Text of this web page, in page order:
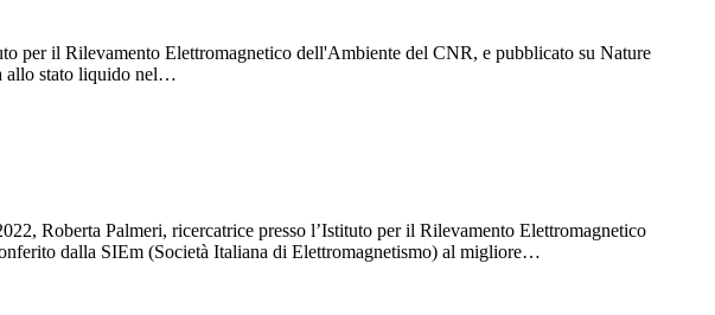
per il Rilevamento Elettromagnetico dell'Ambiente del CNR, e pubblicato su Nature
allo stato liquido nel…
Roberta Palmeri, ricercatrice presso l’Istituto per il Rilevamento Elettromagnetico
dalla SIEm (Società Italiana di Elettromagnetismo) al migliore…